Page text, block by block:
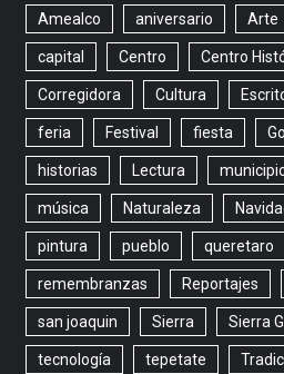
Amealco aniversario Arte
capital Centro Centro
Corregidora Cultura
feria Festival fiesta
historias Lectura
música Naturaleza
pintura pueblo queretaro
remembranzas Reportajes
san joaquin Sierra Sierra
tecnología tepetate